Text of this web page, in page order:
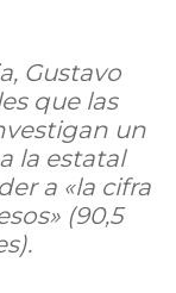
Gustavo
que las
un
la estatal
a «la cifra
(90,5